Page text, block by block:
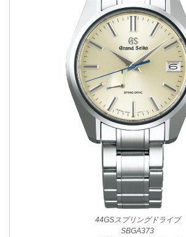
44GSスプリングドライブ
SBGA373